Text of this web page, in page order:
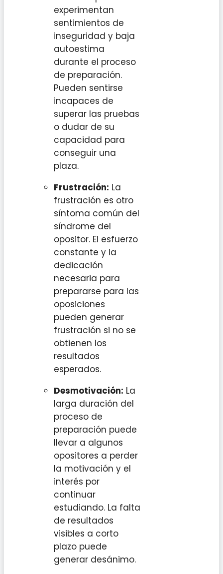
experimentan
sentimientos de
inseguridad y baja
autoestima
durante el proceso
de preparación.
Pueden sentirse
incapaces de
superar las pruebas
o dudar de su
capacidad para
conseguir una
plaza.
Frustración: La
frustración es otro
síntoma común del
síndrome del
opositor. El esfuerzo
constante y la
dedicación
necesaria para
prepararse para las
oposiciones
pueden generar
frustración si no se
obtienen los
resultados
esperados.
Desmotivación: La
larga duración del
proceso de
preparación puede
llevar a algunos
opositores a perder
la motivación y el
interés por
continuar
estudiando. La falta
de resultados
visibles a corto
plazo puede
generar desánimo.